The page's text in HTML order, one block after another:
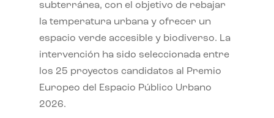
subterránea, con el objetivo de rebajar
la temperatura urbana y ofrecer un
espacio verde accesible y biodiverso. La
intervención ha sido seleccionada entre
los 25 proyectos candidatos al Premio
Europeo del Espacio Público Urbano
2026.